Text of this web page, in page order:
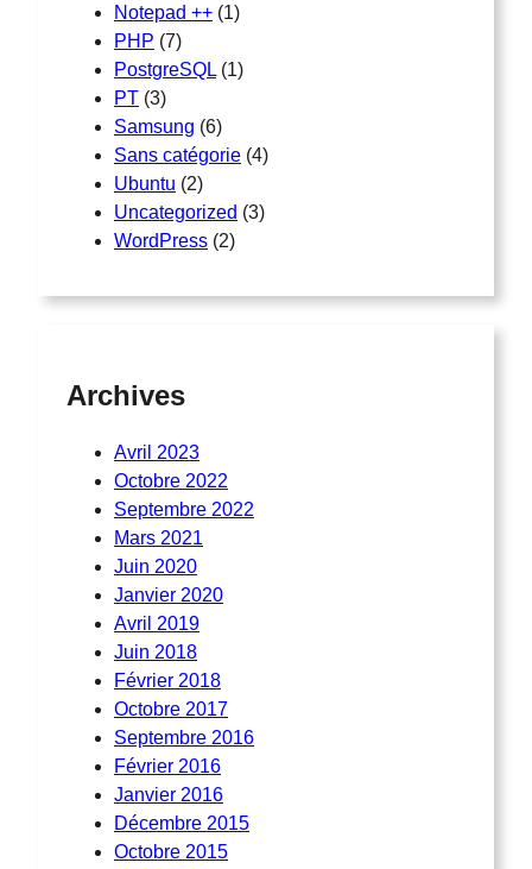
Notepad ++ (1)
PHP (7)
PostgreSQL (1)
PT (3)
Samsung (6)
Sans catégorie (4)
Ubuntu (2)
Uncategorized (3)
WordPress (2)
Archives
Avril 2023
Octobre 2022
Septembre 2022
Mars 2021
Juin 2020
Janvier 2020
Avril 2019
Juin 2018
Février 2018
Octobre 2017
Septembre 2016
Février 2016
Janvier 2016
Décembre 2015
Octobre 2015